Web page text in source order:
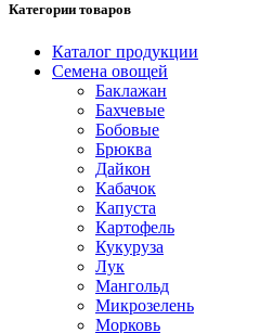
Категории товаров
Каталог продукции
Семена овощей
Баклажан
Бахчевые
Бобовые
Брюква
Дайкон
Кабачок
Капуста
Картофель
Кукуруза
Лук
Мангольд
Микрозелень
Морковь